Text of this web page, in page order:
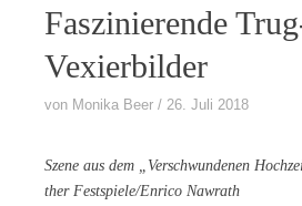
Faszinierende
Vexierbilder
von Monika Beer 26. Juli 2018
Sze­ne aus dem „Ver­schwun­de­nen
ther Festspiele/​Enrico Nawrath